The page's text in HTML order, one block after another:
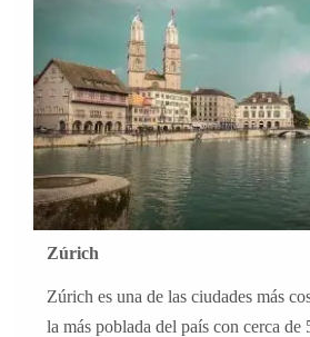
Zúrich
Zúrich es una de las ciudades más
la más poblada del país con cerca de